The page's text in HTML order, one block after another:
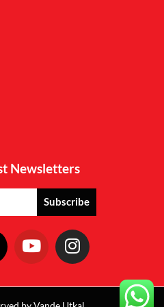
Newsletters
Subscribe